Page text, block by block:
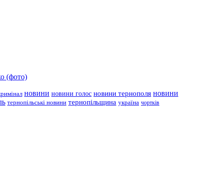
(фото)
новини новини голос новини тернополя новини
тернопільські новини тернопільщина україна чортків